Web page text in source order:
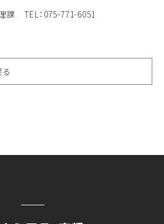
課 TEL：075-771-6051